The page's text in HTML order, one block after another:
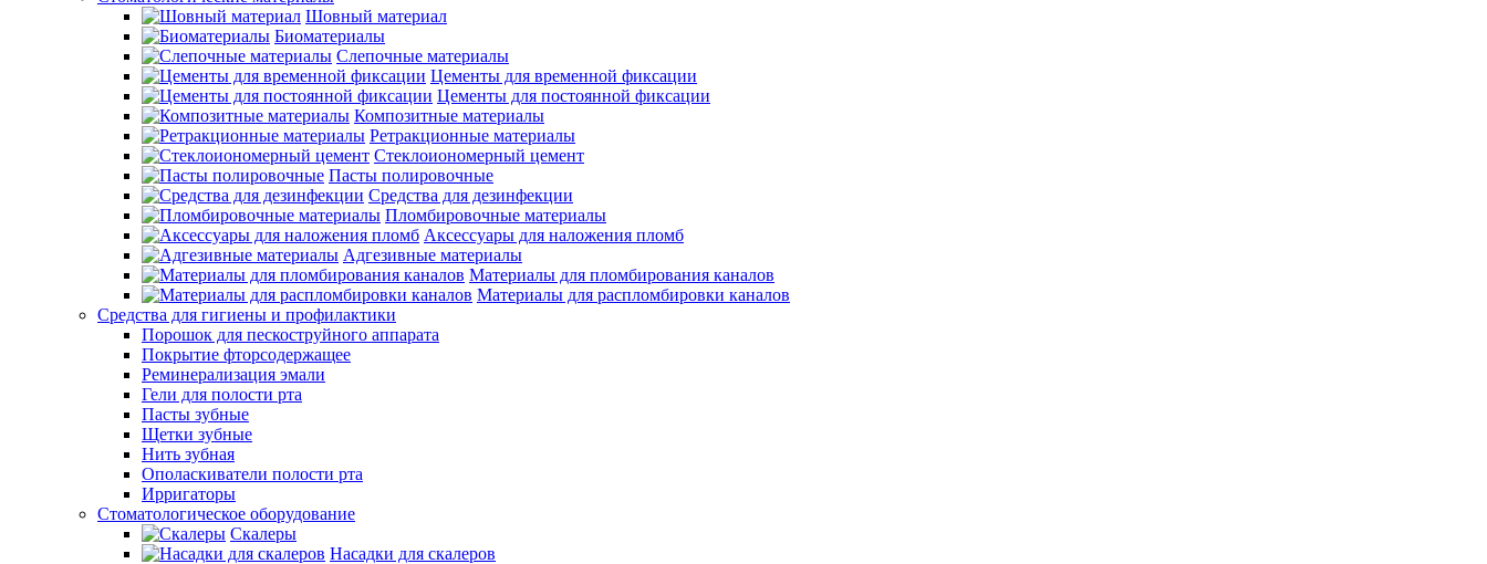
Шовный материал
Биоматериалы
Слепочные материалы
Цементы для временной фиксации
Цементы для постоянной фиксации
Композитные материалы
Ретракционные материалы
Стеклоиономерный цемент
Пасты полировочные
Средства для дезинфекции
Пломбировочные материалы
Аксессуары для наложения пломб
Адгезивные материалы
Материалы для пломбирования каналов
Материалы для распломбировки каналов
Средства для гигиены и профилактики
Порошок для пескоструйного аппарата
Покрытие фторсодержащее
Реминерализация эмали
Гели для полости рта
Пасты зубные
Щетки зубные
Нить зубная
Ополаскиватели полости рта
Ирригаторы
Стоматологическое оборудование
Скалеры
Насадки для скалеров